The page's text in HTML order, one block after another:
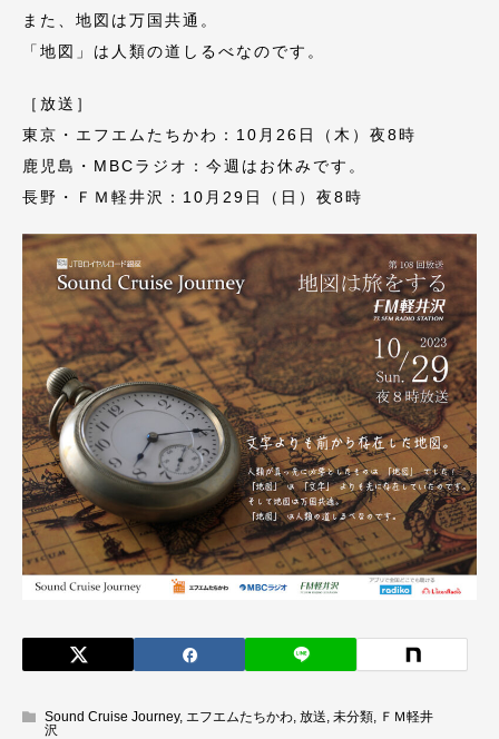
また、地図は万国共通。
「地図」は人類の道しるべなのです。
［放送］
東京・エフエムたちかわ：10月26日（木）夜8時
鹿児島・MBCラジオ：今週はお休みです。
長野・ＦＭ軽井沢：10月29日（日）夜8時
Sound Cruise Journey, エフエムたちかわ, 放送, 未分類, ＦＭ軽井
沢